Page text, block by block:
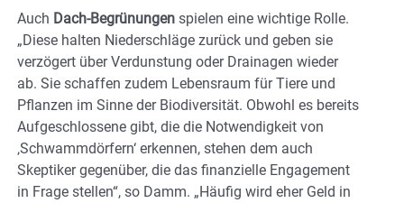
Auch Dach-Begrünungen spielen eine wichtige Rolle.
„Diese halten Niederschläge zurück und geben sie
verzögert über Verdunstung oder Drainagen wieder
ab. Sie schaffen zudem Lebensraum für Tiere und
Pflanzen im Sinne der Biodiversität. Obwohl es bereits
Aufgeschlossene gibt, die die Notwendigkeit von
‚Schwammdörfern‘ erkennen, stehen dem auch
Skeptiker gegenüber, die das finanzielle Engagement
in Frage stellen“, so Damm. „Häufig wird eher Geld in